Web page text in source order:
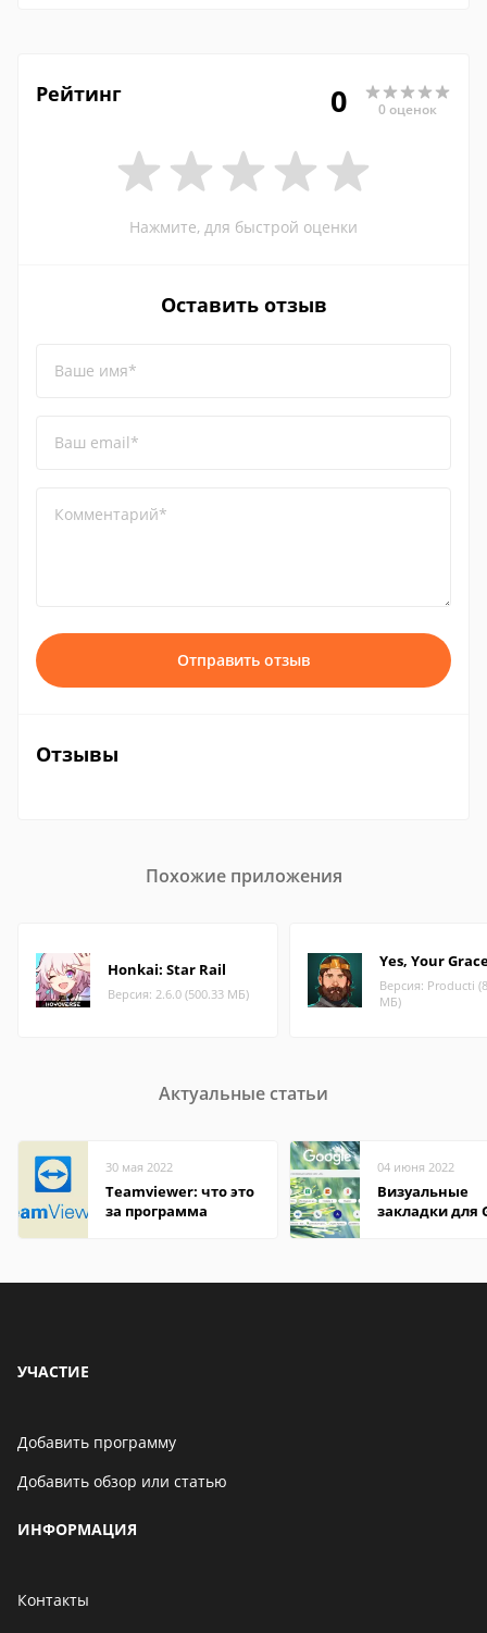
Рейтинг 0 0 оценок
Нажмите, для быстрой оценки
Оставить отзыв
Ваше имя*
Ваш email*
Комментарий*
Отправить отзыв
Отзывы
Похожие приложения
Honkai: Star Rail
Версия: 2.6.0 (500.33 МБ)
Yes, Your
Версия: Producti
МБ)
Актуальные статьи
30 мая 2022
Teamviewer: что это
за программа
04 июня 2022
Визуальные
закладки для
УЧАСТИЕ
Добавить программу
Добавить обзор или статью
ИНФОРМАЦИЯ
Контакты